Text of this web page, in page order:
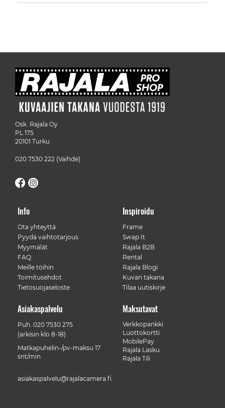
Osk. Rajala Oy
PL 175
20101 Turku
020 7530 222 (Vaihde)
Info
Ota yhteyttä
Pyydä vaihtotarjous
Myymälät
FAQ
Meille töihin
Toimitusehdot
Tietosuojaseloste
Inspiroidu
Frame
Swap It
Rajala B2B
Rental
Rajala Blogi
Kuvan takana
Tilaa uutiskirje
Maksutavat
Verkkopankki
Luottokortti
MobilePay
Rajala Lasku
Rajala Tili
Asiakaspalvelu
Puh. 020 7530 275
(arkisin klo 8-18)
Matkapuhelin-/pv-maksu 17
snt/min.
asiakaspalvelu@rajalacamera.fi